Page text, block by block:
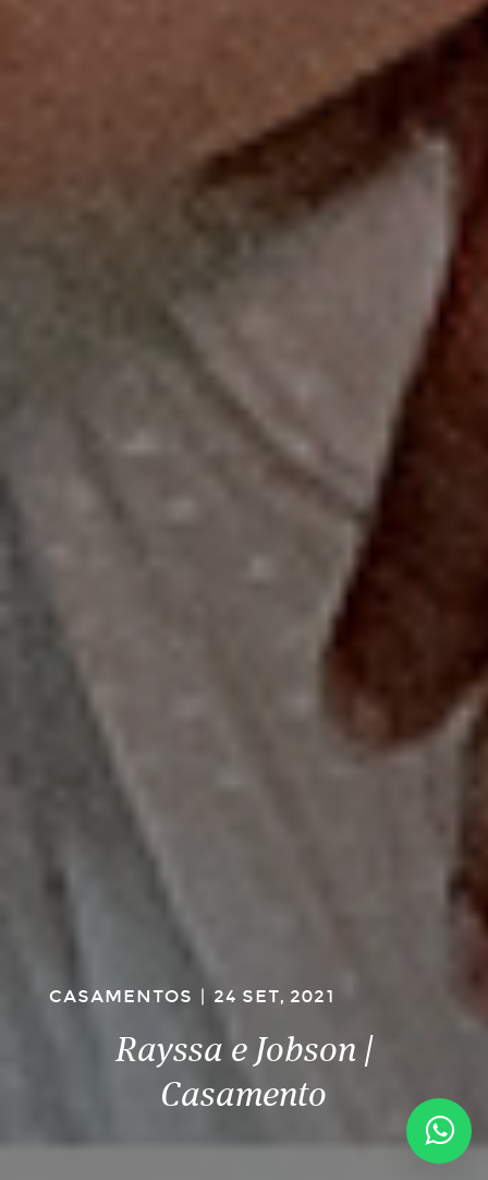
CASAMENTOS | 24 SET, 2021
Rayssa e Jobson |
Casamento